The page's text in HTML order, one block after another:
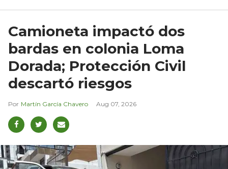
Camioneta impactó dos
bardas en colonia Loma
Dorada; Protección Civil
descartó riesgos
Martín García Chavero Aug 07, 2026